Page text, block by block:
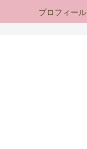
プロフィール